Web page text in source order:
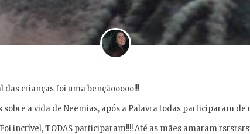
das crianças foi uma bençãooooo!!!
a vida de Neemias, após a Palavra todas participaram
incrível, TODAS participaram!!!! Até as mães amaram